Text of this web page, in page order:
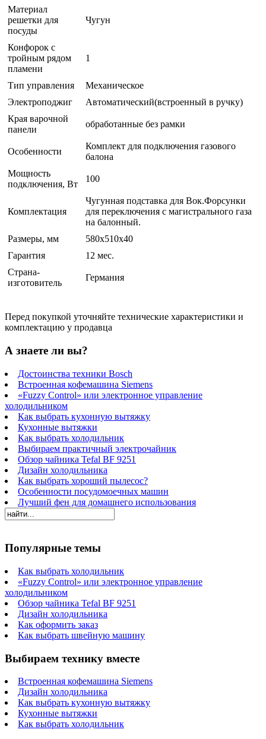
Материал
решетки для
посуды
Чугун
Конфорок с
тройным рядом
пламени
1
Тип управления
Механическое
Электроподжиг
Автоматический(встроенный в ручку)
Края варочной
панели
обработанные без рамки
Особенности
Комплект для подключения газового
балона
Мощность
подключения, Вт
100
Комплектация
Чугунная подставка для Вок.Форсунки
для переключения с магистрального газа
на балонный.
Размеры, мм
580х510х40
Гарантия
12 мес.
Страна-
изготовитель
Германия
Перед покупкой уточняйте технические характеристики и
комплектацию у продавца
А знаете ли вы?
Достоинства техники Bosch
Встроенная кофемашина Siemens
«Fuzzy Control» или электронное управление
холодильником
Как выбрать кухонную вытяжку
Кухонные вытяжки
Как выбрать холодильник
Выбираем практичный электрочайник
Обзор чайника Tefal BF 9251
Дизайн холодильника
Как выбрать хороший пылесос?
Особенности посудомоечных машин
Лучший фен для домашнего использования
Популярные темы
Как выбрать холодильник
«Fuzzy Control» или электронное управление
холодильником
Обзор чайника Tefal BF 9251
Дизайн холодильника
Как оформить заказ
Как выбрать швейную машину
Выбираем технику вместе
Встроенная кофемашина Siemens
Дизайн холодильника
Как выбрать кухонную вытяжку
Кухонные вытяжки
Как выбрать холодильник